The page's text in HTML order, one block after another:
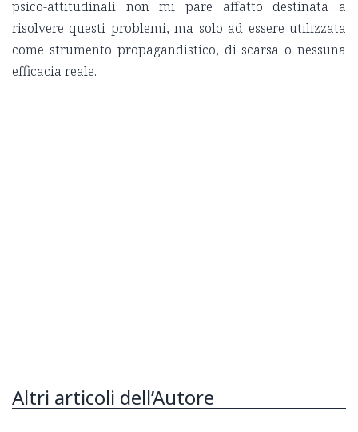
psico-attitudinali non mi pare affatto destinata a
risolvere questi problemi, ma solo ad essere utilizzata
come strumento propagandistico, di scarsa o nessuna
efficacia reale.
Altri articoli dell’Autore